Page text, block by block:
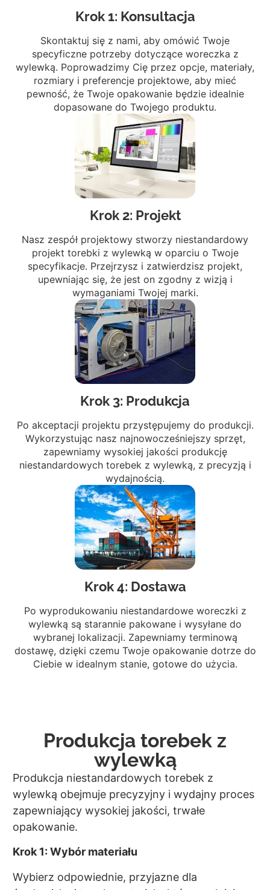
Krok 1: Konsultacja
Skontaktuj się z nami, aby omówić Twoje
specyficzne potrzeby dotyczące woreczka z
wylewką. Poprowadzimy Cię przez opcje, materiały,
rozmiary i preferencje projektowe, aby mieć
pewność, że Twoje opakowanie będzie idealnie
dopasowane do Twojego produktu.
Krok 2: Projekt
Nasz zespół projektowy stworzy niestandardowy
projekt torebki z wylewką w oparciu o Twoje
specyfikacje. Przejrzysz i zatwierdzisz projekt,
upewniając się, że jest on zgodny z wizją i
wymaganiami Twojej marki.
Krok 3: Produkcja
Po akceptacji projektu przystępujemy do produkcji.
Wykorzystując nasz najnowocześniejszy sprzęt,
zapewniamy wysokiej jakości produkcję
niestandardowych torebek z wylewką, z precyzją i
wydajnością.
Krok 4: Dostawa
Po wyprodukowaniu niestandardowe woreczki z
wylewką są starannie pakowane i wysyłane do
wybranej lokalizacji. Zapewniamy terminową
dostawę, dzięki czemu Twoje opakowanie dotrze do
Ciebie w idealnym stanie, gotowe do użycia.
Produkcja torebek z
wylewką
Produkcja niestandardowych torebek z
wylewką obejmuje precyzyjny i wydajny proces
zapewniający wysokiej jakości, trwałe
opakowanie.
Krok 1: Wybór materiału
Wybierz odpowiednie, przyjazne dla